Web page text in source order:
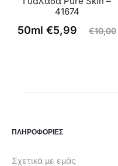
41674
€10,00
Original
€5,99
Η
50ml
ΠΛΗΡΟΦΟΡΙΕΣ
Σχετικά με εμάς